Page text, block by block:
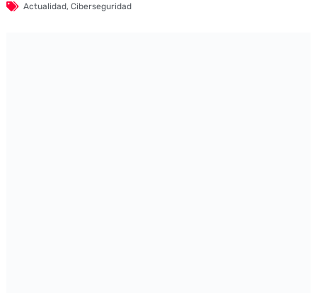
Actualidad, Ciberseguridad